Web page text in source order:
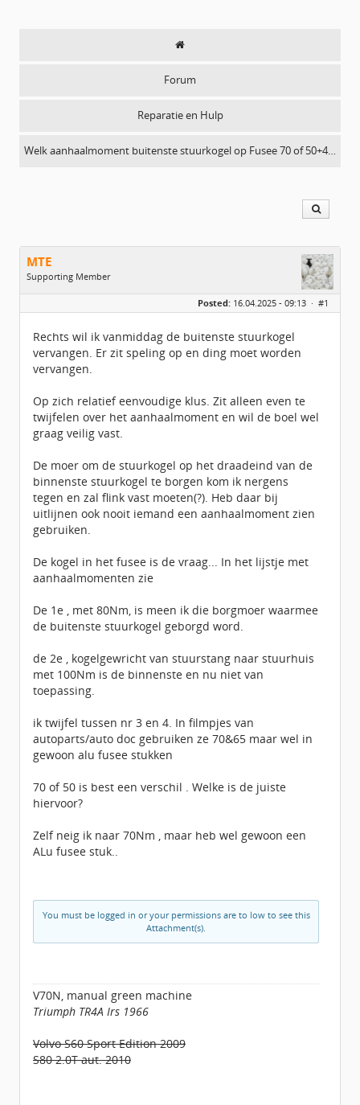
Forum
Reparatie en Hulp
Welk aanhaalmoment buitenste stuurkogel op Fusee 70 of 50+4…
MTE
Supporting Member
Geslacht:
Leeftijd:
55
Geregistreerd: 02 / 2021
Posted: 16.04.2025 - 09:13 · #1
Rechts wil ik vanmiddag de buitenste stuurkogel
vervangen. Er zit speling op en ding moet worden
vervangen.
Op zich relatief eenvoudige klus. Zit alleen even te
twijfelen over het aanhaalmoment en wil de boel wel
graag veilig vast.
De moer om de stuurkogel op het draadeind van de
binnenste stuurkogel te borgen kom ik nergens
tegen en zal flink vast moeten(?). Heb daar bij
uitlijnen ook nooit iemand een aanhaalmoment zien
gebruiken.
De kogel in het fusee is de vraag... In het lijstje met
aanhaalmomenten zie
De 1e , met 80Nm, is meen ik die borgmoer waarmee
de buitenste stuurkogel geborgd word.
de 2e , kogelgewricht van stuurstang naar stuurhuis
met 100Nm is de binnenste en nu niet van
toepassing.
ik twijfel tussen nr 3 en 4. In filmpjes van
autoparts/auto doc gebruiken ze 70&65 maar wel in
gewoon alu fusee stukken
70 of 50 is best een verschil . Welke is de juiste
hiervoor?
Zelf neig ik naar 70Nm , maar heb wel gewoon een
ALu fusee stuk..
You must be logged in or your permissions are to low to see this
Attachment(s).
V70N, manual green machine
Triumph TR4A Irs 1966
Volvo S60 Sport Edition 2009
S80 2.0T aut. 2010